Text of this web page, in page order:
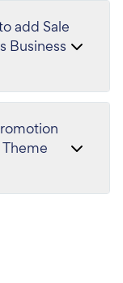
add Sale
Business